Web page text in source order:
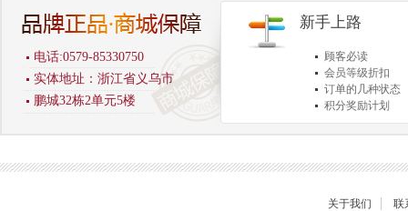
电话:0579-85330750
实体地址：浙江省义乌市
鹏城32栋2单元5楼
新手上路
顾客必读
会员等级折扣
订单的几种状态
积分奖励计划
商品退货保障
关于我们 联